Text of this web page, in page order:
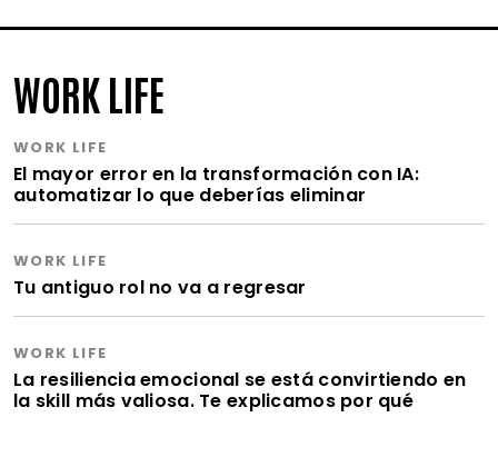
WORK LIFE
WORK LIFE
El mayor error en la transformación con IA:
automatizar lo que deberías eliminar
WORK LIFE
Tu antiguo rol no va a regresar
WORK LIFE
La resiliencia emocional se está convirtiendo en
la skill más valiosa. Te explicamos por qué